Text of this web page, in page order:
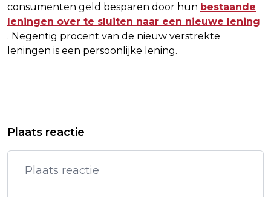
consumenten geld besparen door hun bestaande
leningen over te sluiten naar een nieuwe lening
. Negentig procent van de nieuw verstrekte
leningen is een persoonlijke lening.
MET BETALINGSPROBLEMEN HELPEN'
AEX-INDEX SLUIT DAG MET KLEINE
PLUS
Plaats reactie